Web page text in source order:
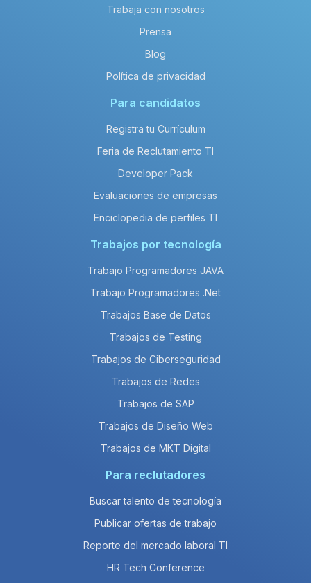
Trabaja con nosotros
Prensa
Blog
Política de privacidad
Para candidatos
Registra tu Currículum
Feria de Reclutamiento TI
Developer Pack
Evaluaciones de empresas
Enciclopedia de perfiles TI
Trabajos por tecnología
Trabajo Programadores JAVA
Trabajo Programadores .Net
Trabajos Base de Datos
Trabajos de Testing
Trabajos de Ciberseguridad
Trabajos de Redes
Trabajos de SAP
Trabajos de Diseño Web
Trabajos de MKT Digital
Para reclutadores
Buscar talento de tecnología
Publicar ofertas de trabajo
Reporte del mercado laboral TI
HR Tech Conference